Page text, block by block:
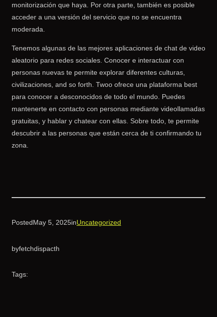
monitorización que haya. Por otra parte, también es posible
acceder a una versión del servicio que no se encuentra
moderada.
Tenemos algunas de las mejores aplicaciones de chat de video
aleatorio para redes sociales. Conocer e interactuar con
personas nuevas te permite explorar diferentes culturas,
civilizaciones, and so forth. Twoo ofrece una plataforma best
para conocer a desconocidos de todo el mundo. Puedes
mantenerte en contacto con personas mediante videollamadas
gratuitas, y hablar y chatear con ellas. Sobre todo, te permite
descubrir a las personas que están cerca de ti confirmando tu
zona.
PostedMay 5, 2025inUncategorized
byfetchdispacth
Tags: